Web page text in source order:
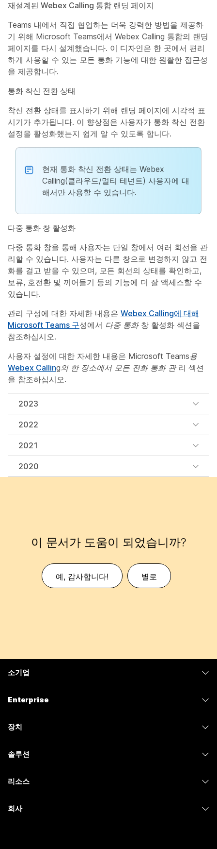
재설계된 Webex Calling 통합 랜딩 페이지
Teams 내에서 직접 협업하는 더욱 강력한 방법을 제공하
기 위해 Microsoft Teams에서 Webex Calling 통합의 랜딩
페이지를 다시 설계했습니다. 이 디자인은 한 곳에서 편리
하게 사용할 수 있는 모든 통화 기능에 대한 원활한 접근성
을 제공합니다.
통화 착신 전환 상태
착신 전환 상태를 표시하기 위해 랜딩 페이지에 시각적 표
시기가 추가됩니다. 이 향상점은 사용자가 통화 착신 전환
설정을 활성화했는지 쉽게 알 수 있도록 합니다.
현재 통화 착신 전환 상태는 Webex
Calling(클라우드/멀티 테넌트) 사용자에 대
해서만 사용할 수 있습니다.
다중 통화 창 활성화
다중 통화 창을 통해 사용자는 단일 창에서 여러 회선을 관
리할 수 있습니다. 사용자는 다른 창으로 변경하지 않고 전
화를 걸고 받을 수 있으며, 모든 회선의 상태를 확인하고,
보류, 호전환 및 끼어들기 등의 기능에 더 잘 액세스할 수
있습니다.
관리 구성에 대한 자세한 내용은 Webex Calling에 대해
Microsoft Teams 구성에서 다중 통화 창 활성화 섹션을
참조하십시오.
사용자 설정에 대한 자세한 내용은 Microsoft Teams용
Webex Calling의 한 장소에서 모든 전화 통화 관리 섹션
을 참조하십시오.
2023
2022
2021
2020
이 문서가 도움이 되었습니까?
예, 감사합니다! 별로
소기업
Enterprise
장치
솔루션
리소스
회사